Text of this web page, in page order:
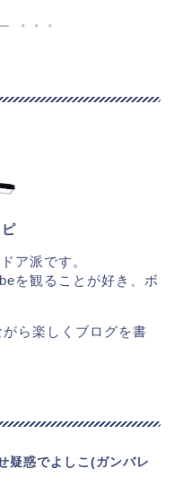
ア派です。
を観ることが好き、ボ
ら楽しくブログを書
疑惑でよしこ(ガンバレ